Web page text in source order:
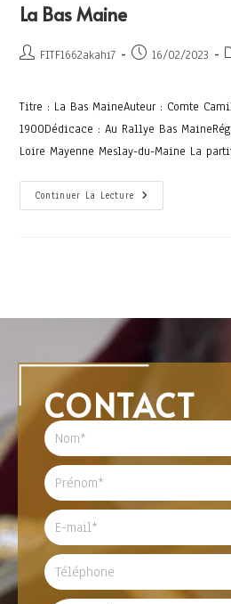
La Bas Maine
FITF1662akahi7 16/02/2023
Titre : La Bas MaineAuteur : Comte
1900Dédicace : Au Rallye Bas
Loire Mayenne Meslay-du-Maine La
Continuer La Lecture
CONTACT